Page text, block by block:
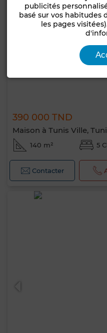
390 000 TND
Maison à Tunis Ville,
140 m² 5
Contacter
publicités
basé sur vos habitudes
les pages